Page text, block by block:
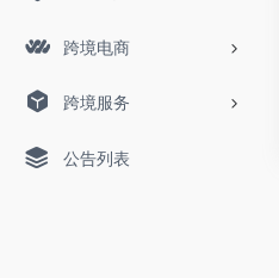
跨境电商
跨境服务
公告列表